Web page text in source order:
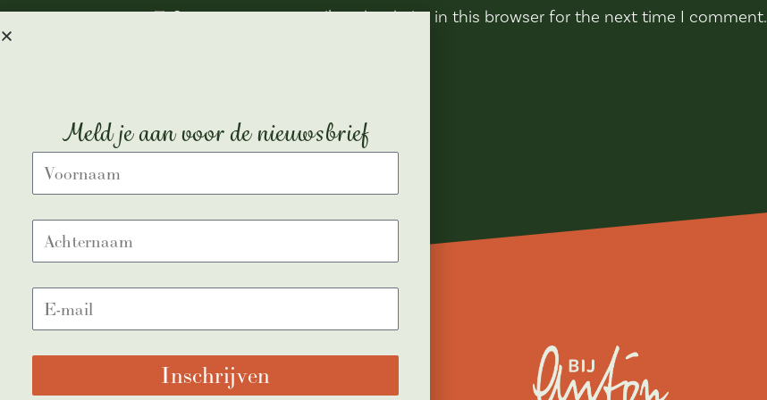
Save my name, email, and website in this browser for the next time I comment.
Meld je aan voor de nieuwsbrief
Inschrijven